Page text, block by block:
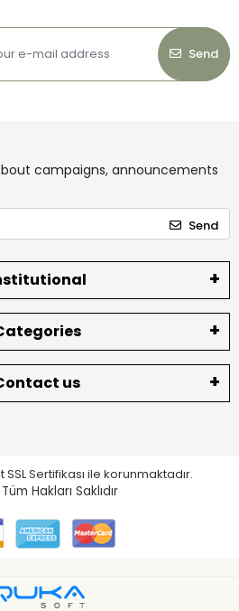
Send
campaigns, announcements
Send
us
Sertifikası ile korunmaktadır.
Tüm Hakları Saklıdır